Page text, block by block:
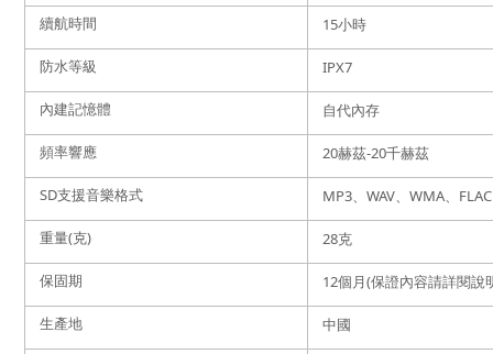
續航時間 15小時
防水等級 IPX7
內建記憶體 自代內存
頻率響應 20赫茲-20千赫茲
SD支援音樂格式 MP3、WAV、WMA、FLAC
重量(克) 28克
保固期 12個月(保證內容請詳閱說
生產地 中國